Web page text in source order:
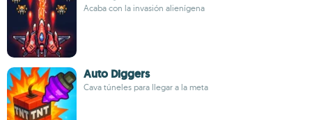
Acaba con la invasión alienígena
Auto Diggers
Cava túneles para llegar a la meta